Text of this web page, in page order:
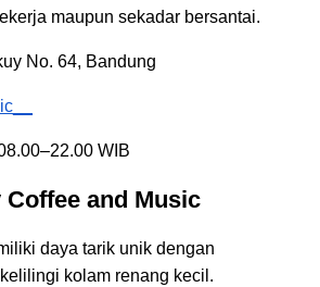
maupun sekadar bersantai.
No. 64, Bandung
WIB
and Music
daya tarik unik dengan
kolam renang kecil.